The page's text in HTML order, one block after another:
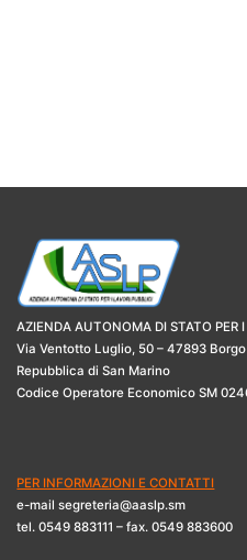
AZIENDA AUTONOMA DI STATO PER
Via Ventotto Luglio, 50 – 47893
Repubblica di San Marino
Codice Operatore Economico SM
PER INFORMAZIONI E CONTATTI
e-mail segreteria@aaslp.sm
tel. 0549 883111 – fax. 0549 883600